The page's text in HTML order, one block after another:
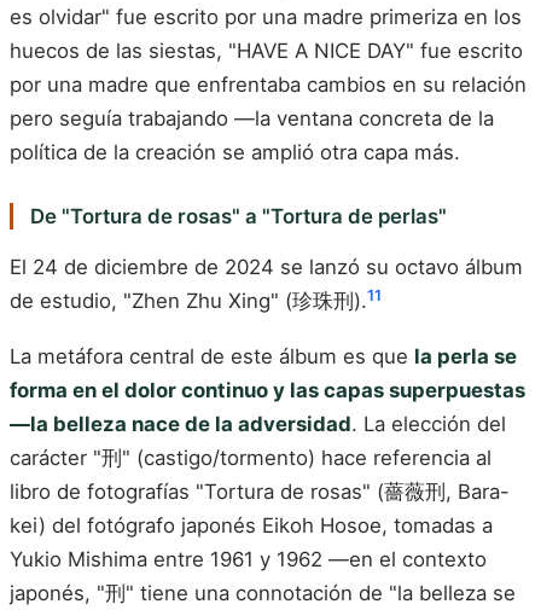
es olvidar" fue escrito por una madre primeriza en los
huecos de las siestas, "HAVE A NICE DAY" fue escrito
por una madre que enfrentaba cambios en su relación
pero seguía trabajando —la ventana concreta de la
política de la creación se amplió otra capa más.
De "Tortura de rosas" a "Tortura de perlas"
El 24 de diciembre de 2024 se lanzó su octavo álbum
de estudio, "Zhen Zhu Xing" (珍珠刑).11
La metáfora central de este álbum es que la perla se
forma en el dolor continuo y las capas superpuestas
—la belleza nace de la adversidad. La elección del
carácter "刑" (castigo/tormento) hace referencia al
libro de fotografías "Tortura de rosas" (薔薇刑, Bara-
kei) del fotógrafo japonés Eikoh Hosoe, tomadas a
Yukio Mishima entre 1961 y 1962 —en el contexto
japonés, "刑" tiene una connotación de "la belleza se